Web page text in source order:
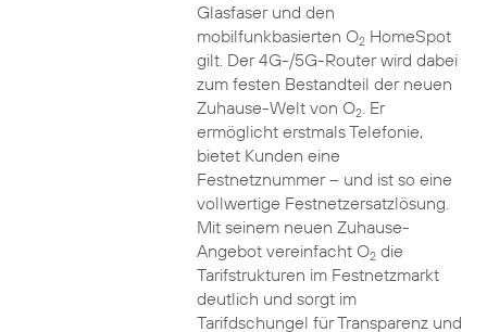
Glasfaser und den
mobilfunkbasierten O2HomeSpot
gilt. Der 4G-/5G-Router wird dabei
zum festen Bestandteil der neuen
Zuhause-Welt von O2. Er
ermöglicht erstmals Telefonie,
bietet Kunden eine
Festnetznummer – und ist so eine
vollwertige Festnetzersatzlösung.
Mit seinem neuen Zuhause-
Angebot vereinfacht O2die
Tarifstrukturen im Festnetzmarkt
deutlich und sorgt im
Tarifdschungel für Transparenz und